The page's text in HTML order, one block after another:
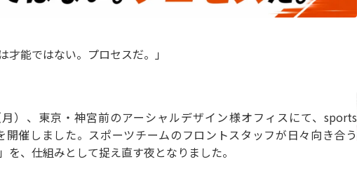
才能ではない。プロセスだ。」
）、東京・神宮前のアーシャルデザイン様オフィスにて、sports
開催しました。スポーツチームのフロントスタッフが日々向き合う
を、仕組みとして捉え直す夜となりました。